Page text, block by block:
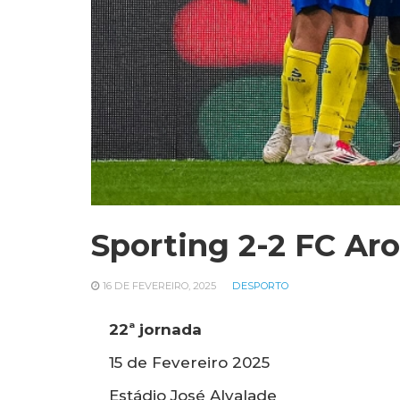
Sporting 2-2 FC
16 DE FEVEREIRO, 2025 DESPORTO
22ª jornada
15 de Fevereiro 2025
Estádio José Alvalade